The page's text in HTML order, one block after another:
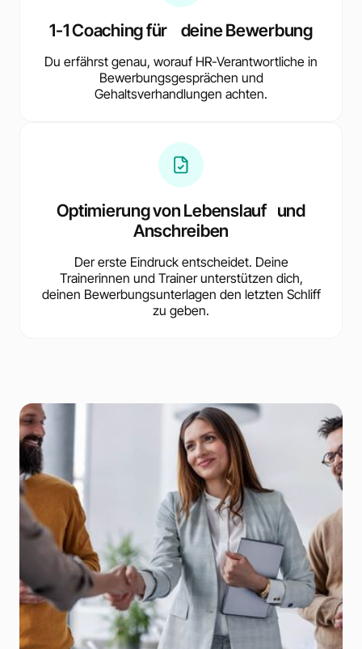
1-1 Coaching für deine Bewerbung
Du erfährst genau, worauf HR-Verantwortliche in
Bewerbungsgesprächen und
Gehaltsverhandlungen achten.
Optimierung von Lebenslauf und
Anschreiben
Der erste Eindruck entscheidet. Deine
Trainerinnen und Trainer unterstützen dich,
deinen Bewerbungsunterlagen den letzten Schliff
zu geben.